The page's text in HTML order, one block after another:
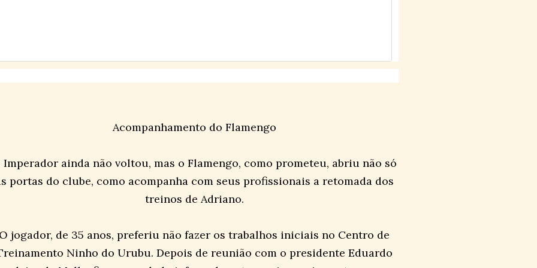
Acompanhamento do Flamengo
Imperador ainda não voltou, mas o Flamengo, como prometeu, abriu não só
portas do clube, como acompanha com seus profissionais a retomada dos
treinos de Adriano.
jogador, de 35 anos, preferiu não fazer os trabalhos iniciais no Centro de
Ninho do Urubu. Depois de reunião com o presidente Eduardo